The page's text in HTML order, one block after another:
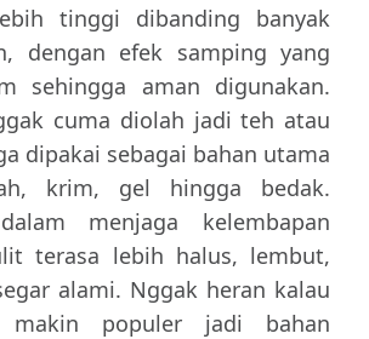
tinggi dibanding banyak
dengan efek samping yang
sehingga aman digunakan.
cuma diolah jadi teh atau
dipakai sebagai bahan utama
krim, gel hingga bedak.
menjaga kelembapan
terasa lebih halus, lembut,
alami. Nggak heran kalau
populer jadi bahan